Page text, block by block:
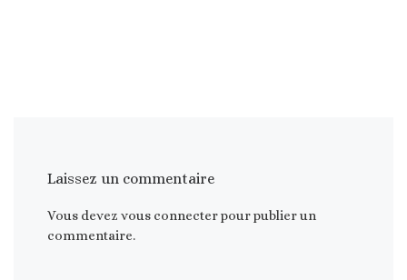
Laissez un commentaire
Vous devez vous connecterpour publier un
commentaire.